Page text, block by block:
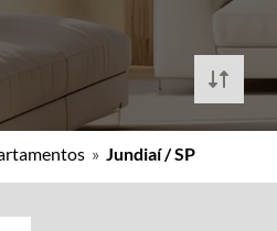
» Jundiaí / SP